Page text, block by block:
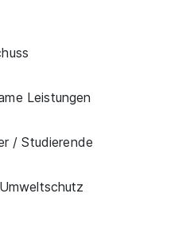
Leistungen
/ Stu­die­ren­de